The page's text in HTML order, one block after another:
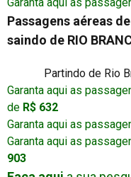
Passagens aéreas
saindo de RIO
Partindo de Rio
Garanta aqui as
de R$ 632
Garanta aqui as
Garanta aqui as
903